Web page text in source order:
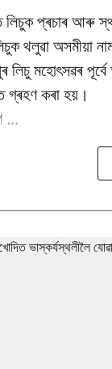
প্ৰচাৰ আৰু
থলুৱা অসমীয়া
লিচু মহোৎসৱৰ
গ্ৰহণ কৰা হয়।
...